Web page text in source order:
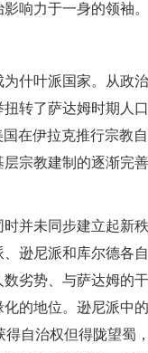
响力于一身的领袖。
什叶派国家。从政
转了萨达姆时期人
在伊拉克推行宗教
宗教建制的逐渐完
并未同步建立起新
逊尼派和库尔德各
劣势、与萨达姆的
的地位。逊尼派中
自治权但得陇望蜀